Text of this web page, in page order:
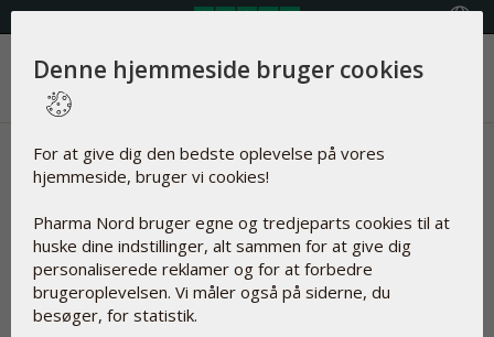
Menu
Nyheder | D-Vitamin
Artikler om
Denne hjemmeside bruger cookies
For at give dig den bedste oplevelse på vores
hjemmeside, bruger vi cookies!
Pharma Nord bruger egne og tredjeparts cookies til at
huske dine indstillinger, alt sammen for at give dig
personaliserede reklamer og for at forbedre
brugeroplevelsen. Vi måler også på siderne, du
besøger, for statistik.